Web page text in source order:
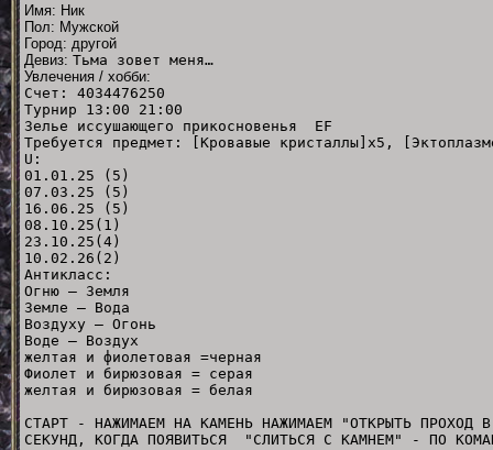
Имя: Ник
Пол: Мужской
Город: другой
Девиз: Тьма зовет меня…
Увлечения / хобби:
Счет: 4034476250
Турнир 13:00 21:00
Зелье иссушающего прикосновенья EF
Требуется предмет: [Кровавые кристаллы]x5,
U:
01.01.25 (5)
07.03.25 (5)
16.06.25 (5)
08.10.25(1)
23.10.25(4)
10.02.26(2)
Антикласс:
Огню — Земля
Земле — Вода
Воздуху — Огонь
Воде — Воздух
желтая и фиолетовая =черная
Фиолет и бирюзовая = серая
желтая и бирюзовая = белая
СТАРТ - НАЖИМАЕМ НА КАМЕНЬ НАЖИМАЕМ "ОТКРЫТЬ ПРОХОД
СЕКУНД, КОГДА ПОЯВИТЬСЯ "СЛИТЬСЯ С КАМНЕМ" - ПО